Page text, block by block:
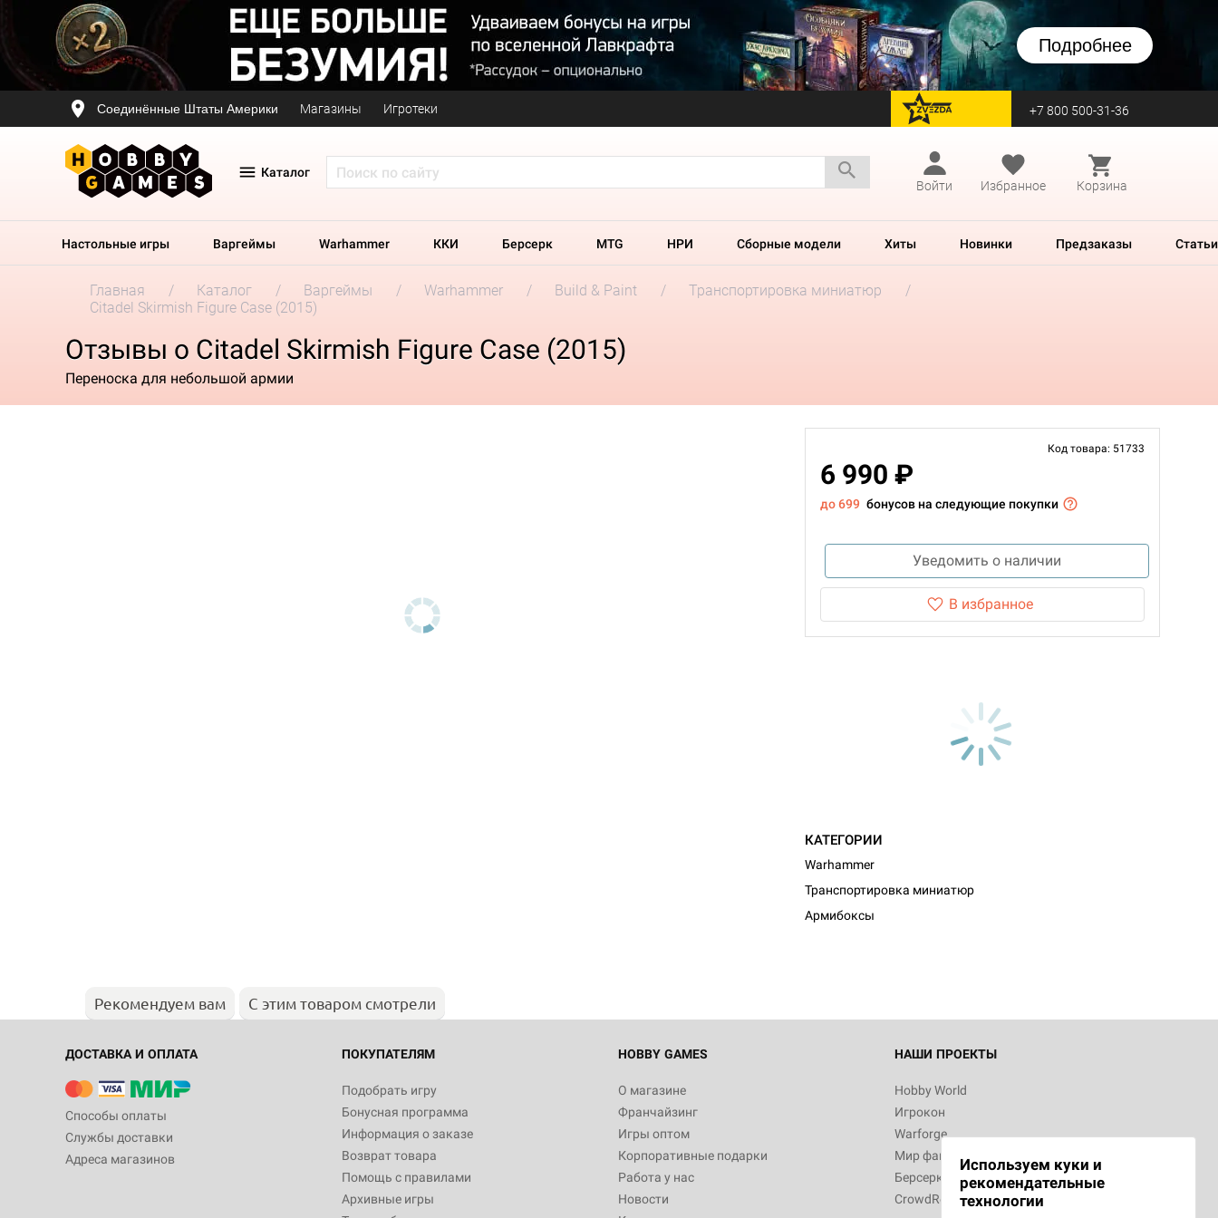
Подробнее
Соединённые Штаты Америки Магазины Игротеки перейти на Zvezda +7 800 500-31-36
Каталог
Войти
Избранное Корзина
Настольные игры Варгеймы Warhammer ККИ Берсерк MTG НРИ Сборные модели Хиты Новинки Предзаказы Статьи
Главная Каталог Варгеймы Warhammer Build & Paint
Транспортировка миниатюр
Citadel Skirmish Figure Case (2015)
Отзывы о Citadel Skirmish Figure Case (2015)
Переноска для небольшой армии
Код товара: 51733
6 990 ₽
до 699 бонусов на следующие покупки
Уведомить о наличии
В избранное
КАТЕГОРИИ
Warhammer
Транспортировка миниатюр
Армибоксы
Рекомендуем вам С этим товаром смотрели
ДОСТАВКА И ОПЛАТА
Способы оплаты
Службы доставки
Адреса магазинов
ПОКУПАТЕЛЯМ
Подобрать игру
Бонусная программа
Информация о заказе
Возврат товара
Помощь с правилами
Архивные игры
HOBBY GAMES
О магазине
Франчайзинг
Игры оптом
Корпоративные подарки
Работа у нас
Новости
НАШИ ПРОЕКТЫ
Hobby World
Игрокон
Warforge
Мир фантастики
Берсерк
CrowdRepublic
Используем куки и
рекомендательные
технологии